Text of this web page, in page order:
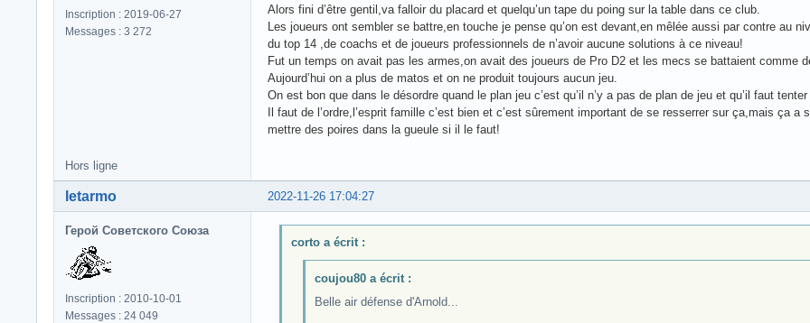
Inscription : 2019-06-27
Messages : 3 272
Alors fini d’être gentil,va falloir du placard et quelqu’un tape du poing sur la table dans ce club.
Les joueurs ont sembler se battre,en touche je pense qu’on est devant,en mêlée aussi par contre au
du top 14 ,de coachs et de joueurs professionnels de n’avoir aucune solutions à ce niveau!
Fut un temps on avait pas les armes,on avait des joueurs de Pro D2 et les mecs se battaient comme
Aujourd’hui on a plus de matos et on ne produit toujours aucun jeu.
On est bon que dans le désordre quand le plan jeu c’est qu’il n’y a pas de plan de jeu et qu’il faut
Il faut de l’ordre,l’esprit famille c’est bien et c’est sûrement important de se resserrer sur ça,mais
mettre des poires dans la gueule si il le faut!
Hors ligne
2022-11-26 17:04:27
letarmo
Герой Советского Союза
Inscription : 2010-10-01
Messages : 24 049
corto a écrit :
coujou80 a écrit :
Belle air défense d'Arnold...